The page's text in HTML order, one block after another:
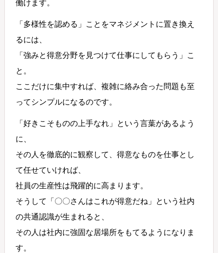
働けます。
「多様性を認める」ことをマネジメントに置き換え
るには、
「強みと得意分野を見つけて仕事にしてもらう」こ
と。
ここだけに集中すれば、複雑に絡み合った問題も至
ってシンプルになるのです。
「好きこそものの上手なれ」という言葉があるよう
に、
その人を徹底的に観察して、得意なものを仕事とし
て任せていければ、
社員の生産性は飛躍的に高まります。
そうして「〇〇さんはこれが得意だね」という社内
の共通認識が生まれると、
その人は社内に強固な居場所をもてるようになりま
す。